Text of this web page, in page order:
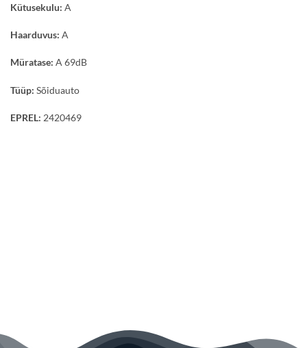
Kütusekulu: A
Haarduvus: A
Müratase: A 69dB
Tüüp: Sõiduauto
EPREL: 2420469